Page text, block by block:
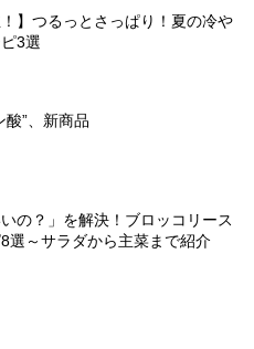
！】つるっとさっぱり！夏の冷や
3選
酸”、新商品
いの？」を解決！ブロッコリース
選～サラダから主菜まで紹介